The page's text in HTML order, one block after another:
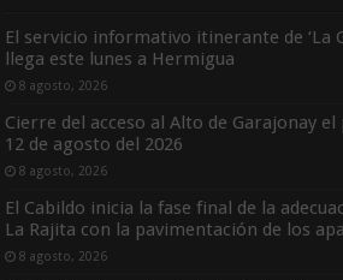
El servicio informativo itinerante de ‘La
llega este lunes a Hermigua
8 agosto, 2026
Cierre del acceso al Alto de Garajonay
12 de agosto del 2026
8 agosto, 2026
El Cabildo inicia la fase final de la
La Rajita con la pavimentación de los
8 agosto, 2026